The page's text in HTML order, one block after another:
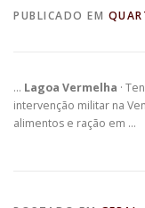
PUBLICADO EM
… Lagoa Vermelha ·
intervenção militar na
alimentos e ração em …